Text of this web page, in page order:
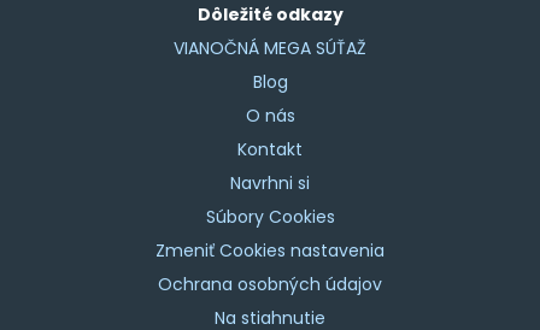
Dôležité odkazy
VIANOČNÁ MEGA SÚŤAŽ
Blog
O nás
Kontakt
Navrhni si
Súbory Cookies
Zmeniť Cookies nastavenia
Ochrana osobných údajov
Na stiahnutie